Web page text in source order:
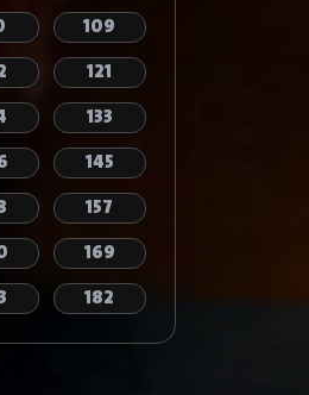
109
121
133
145
157
169
182